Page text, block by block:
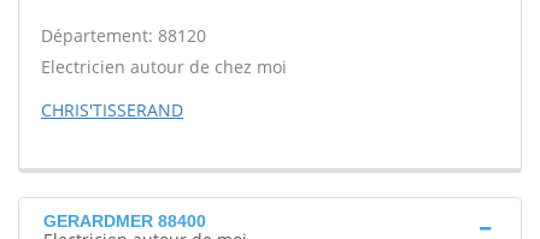
Département: 88120
Electricien autour de chez moi
CHRIS'TISSERAND
GERARDMER 88400